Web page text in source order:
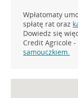
Wpłatomaty
spłatę rat oraz
Dowiedz się
Credit Agricole -
samouczkiem.